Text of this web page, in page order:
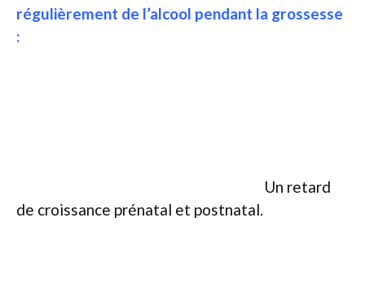
régulièrement de l’alcool pendant la grossesse
:
Un retard
de croissance prénatal et postnatal.